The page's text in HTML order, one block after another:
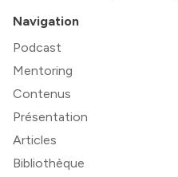
Navigation
Podcast
Mentoring
Contenus
Présentation
Articles
Bibliothèque